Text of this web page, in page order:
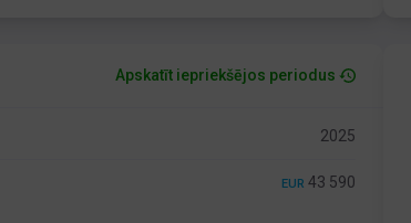
Apskatīt iepriekšējos periodus
2025
EUR 43 590